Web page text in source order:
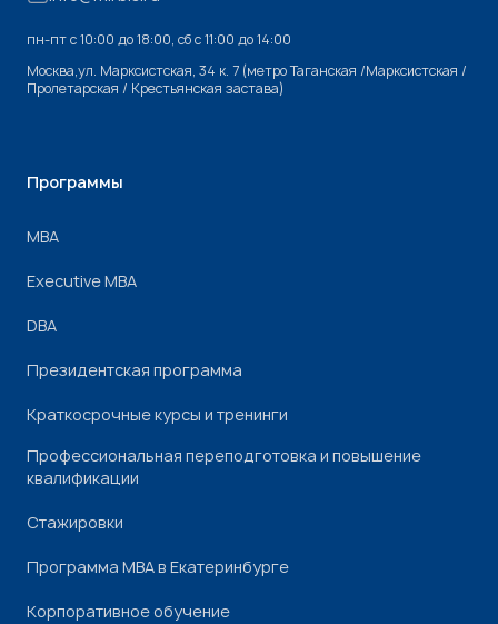
пн-пт с 10:00 до 18:00, cб с 11:00 до 14:00
Москва,ул. Марксистская, 34 к. 7 (метро Таганская /Марксистская /
Пролетарская / Крестьянская застава)
Программы
МВА
Executive MBA
DBA
Президентская программа
Краткосрочные курсы и тренинги
Профессиональная переподготовка и повышение
квалификации
Стажировки
Программа МВА в Екатеринбурге
Корпоративное обучение